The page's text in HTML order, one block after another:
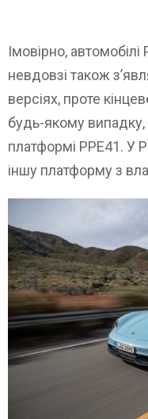
Імовірно,
невдовзі також
версіях, проте
будь-якому випадку,
платформі PPE41. У
іншу платформу з